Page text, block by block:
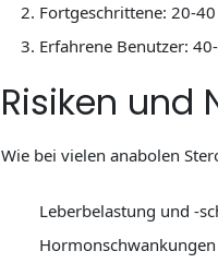
Fortgeschrittene: 20-
Erfahrene Benutzer:
Risiken und
Wie bei vielen anabolen
Leberbelastung und -